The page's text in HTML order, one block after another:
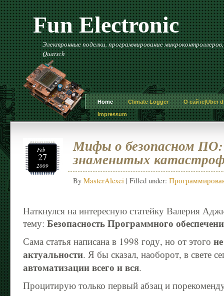
Fun Electronic
Электронные поделки, программирование
Quatsch
Home Climate Logger О сайте|Über
Impressum
Feb
27
2009
Мифы о безопасном ПО:
знаменитых
By MasterAlexei | Filled under:
Наткнулся на интересную статейку Валерия
тему: Безопасность Программного
Сама статья написана в 1998 году, но от этого
актуальности. Я бы сказал, наоборот, в свете
автоматизации всего и вся.
Процитирую только первый абзац и